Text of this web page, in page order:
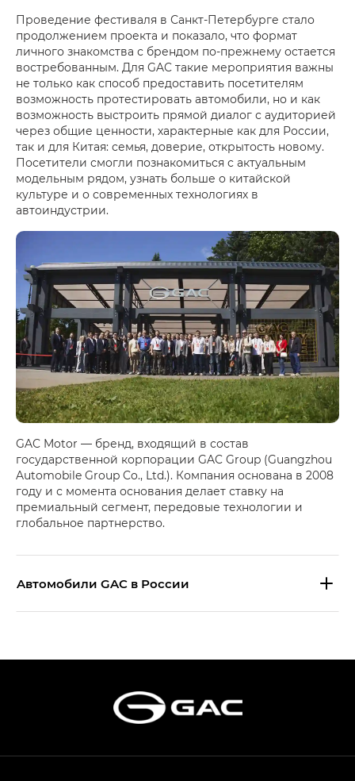
Проведение фестиваля в Санкт-Петербурге стало
продолжением проекта и показало, что формат
личного знакомства с брендом по-прежнему остается
востребованным. Для GAC такие мероприятия важны
не только как способ предоставить посетителям
возможность протестировать автомобили, но и как
возможность выстроить прямой диалог с аудиторией
через общие ценности, характерные как для России,
так и для Китая: семья, доверие, открытость новому.
Посетители смогли познакомиться с актуальным
модельным рядом, узнать больше о китайской
культуре и о современных технологиях в
автоиндустрии.
GAC Motor — бренд, входящий в состав
государственной корпорации GAC Group (Guangzhou
Automobile Group Co., Ltd.). Компания основана в 2008
году и с момента основания делает ставку на
премиальный сегмент, передовые технологии и
глобальное партнерство.
Aвтомобили GAC в России
Эс Икс ПРЕМИУМ — SX PREMIUM
S7 — Эс 7 (S7) в комплектациях
Эс Икс ПРЕМИУМ — SX PREMIUM, Эс Тэ — ST
в комплектации Экс ПРЕМИУМ — EX PREMIUM